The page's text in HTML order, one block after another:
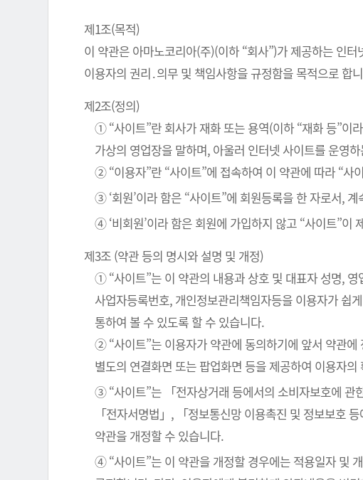
제1조(목적)
이 약관은 아마노코리아(주)(이하 “회사”)가 제공하는 인
이용자의 권리․의무 및 책임사항을 규정함을 목적으로 합
제2조(정의)
① “사이트”란 회사가 재화 또는 용역(이하 “재화 등”이
가상의 영업장을 말하며, 아울러 인터넷 사이트를 운영
② “이용자”란 “사이트”에 접속하여 이 약관에 따라 “사
③ ‘회원’이라 함은 “사이트”에 회원등록을 한 자로서,
④ ‘비회원’이라 함은 회원에 가입하지 않고 “사이트”이
제3조 (약관 등의 명시와 설명 및 개정)
① “사이트”는 이 약관의 내용과 상호 및 대표자 성명,
사업자등록번호, 개인정보관리책임자등을 이용자가 쉽
통하여 볼 수 있도록 할 수 있습니다.
② “사이트”는 이용자가 약관에 동의하기에 앞서 약관
별도의 연결화면 또는 팝업화면 등을 제공하여 이용자
③ “사이트”는 「전자상거래 등에서의 소비자보호에
「전자서명법」, 「정보통신망 이용촉진 및 정보보호
약관을 개정할 수 있습니다.
④ “사이트”는 이 약관을 개정할 경우에는 적용일자 및